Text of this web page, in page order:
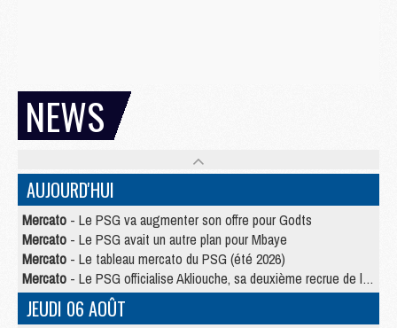
NEWS
AUJOURD'HUI
Mercato - Le PSG va augmenter son offre pour Godts
Mercato - Le PSG avait un autre plan pour Mbaye
Mercato - Le tableau mercato du PSG (été 2026)
Mercato - Le PSG officialise Akliouche, sa deuxième recrue de l’été
JEUDI 06 AOÛT